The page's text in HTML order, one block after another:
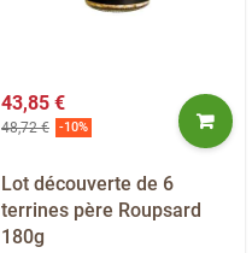
43,85 €
48,72 € -10%
Lot découverte de 6
terrines père Roupsard
180g